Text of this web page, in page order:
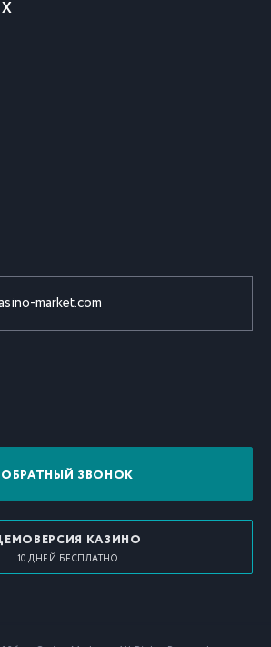
market.com
ОБРАТНЫЙ ЗВОНОК
КАЗИНО
10 ДНЕЙ БЕСПЛАТНО